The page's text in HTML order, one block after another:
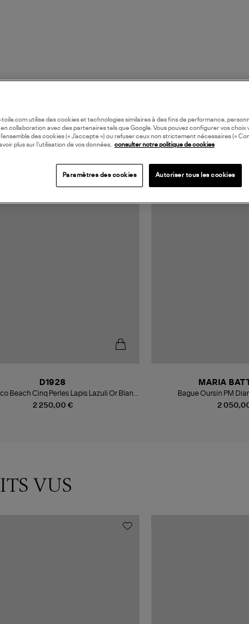
2 250,00 €
D1928
Beach Cinq Perles Lapis Lazuli Or Blanc
Diamants
2
MARIA
Bague Oursin PM
VUS
toile.com utilise des cookies et technologies similaires à des fins de performance,
collaboration avec des partenaires tels que Google. Vous pouvez configurer vos choix
des cookies (« J’accepte ») ou refuser ceux non strictement nécessaires («
plus sur l’utilisation de vos données,
consulter notre politique de cookies
Paramètres des cookies Autoriser tous les cookies